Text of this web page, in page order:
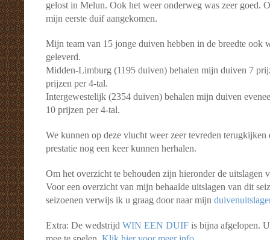
gelost in Melun. Ook het weer onderweg was zeer goed.
mijn eerste duif aangekomen.
Mijn team van 15 jonge duiven hebben in de breedte ook
geleverd.
Midden-Limburg (1195 duiven) behalen mijn duiven 7
prijzen per 4-tal.
Intergewestelijk (2354 duiven) behalen mijn duiven
10 prijzen per 4-tal.
We kunnen op deze vlucht weer zeer tevreden terugkijken
prestatie nog een keer kunnen herhalen.
Om het overzicht te behouden zijn hieronder de uitslagen
Voor een overzicht van mijn behaalde uitslagen van dit
seizoenen verwijs ik u graag door naar mijn
Extra: De wedstrijd WIN EEN DUIF is bijna afgelopen.